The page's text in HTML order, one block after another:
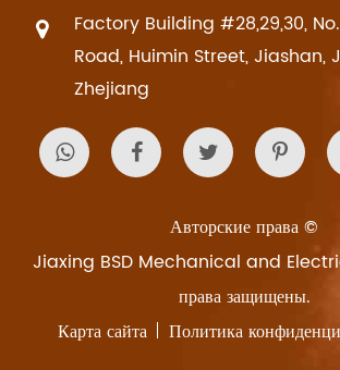
Factory Building #28,29,30,
Road, Huimin Street, Jiashan,
Zhejiang
Авторские права ©
Jiaxing BSD Mechanical and
права защищены.
Карта сайта
Политика